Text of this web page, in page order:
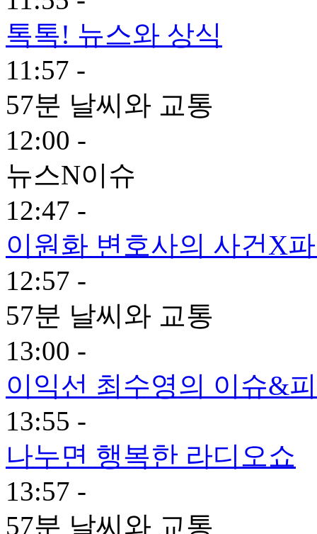
톡톡! 뉴스와 상식
11:57 -
57분 날씨와 교통
12:00 -
뉴스N이슈
12:47 -
이원화 변호사의 사건X
12:57 -
57분 날씨와 교통
13:00 -
이익선 최수영의 이슈&
13:55 -
나누면 행복한 라디오쇼
13:57 -
57분 날씨와 교통